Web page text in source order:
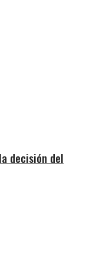
decisión del